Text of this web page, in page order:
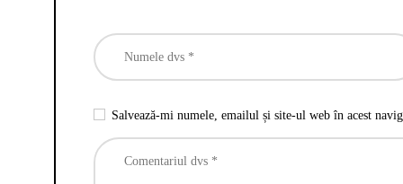
Salvează-mi numele, emailul și site-ul web în acest